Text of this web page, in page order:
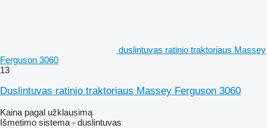
duslintuvas ratinio traktoriaus Massey
Ferguson 3060
13
Duslintuvas ratinio traktoriaus Massey Ferguson 3060
Kaina pagal užklausimą
Išmetimo sistema - duslintuvas